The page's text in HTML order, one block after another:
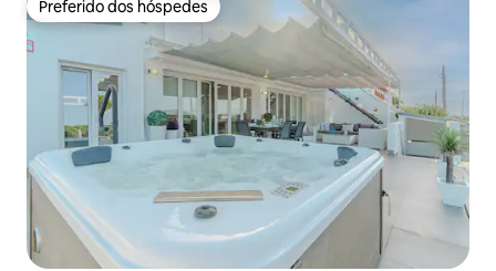
Preferido dos hóspedes
Preferido dos hóspedes